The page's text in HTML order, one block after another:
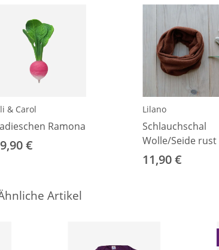
& Carol
Ramona
€
Lilano
Schlauchschal
Wolle/Seide rust
(ca. 24cm)
11,90 €
Artikel